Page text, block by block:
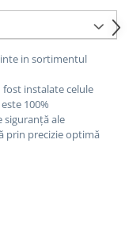
in sortimentul
instalate celule
100%
siguranță ale
prin precizie optimă